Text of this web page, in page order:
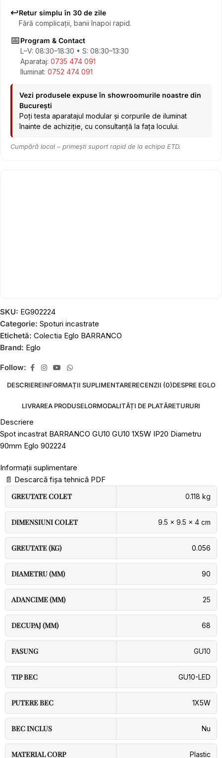
↩️Retur simplu în 30 de zile
Fără complicații, banii înapoi rapid.
📅Program & Contact
L–V: 08:30–18:30 • S: 08:30–13:30
Aparataj: 0735 474 091
Iluminat: 0752 474 091
Vezi produsele expuse în showroomurile noastre din
București
Poți testa aparatajul modular și corpurile de iluminat
înainte de achiziție, cu consultanță la fața locului.
Cumpără local – primești suport rapid de la echipa ETD.
SKU: EG902224
Categorie: Spoturi incastrate
Etichetă: Colectia Eglo BARRANCO
Brand: Eglo
Follow:
DESCRIEREINFORMAȚII SUPLIMENTARERECENZII (0)DESPRE EGLO
LIVRAREA PRODUSELORMODALITĂȚI DE PLATĂRETURURI
Descriere
Spot incastrat BARRANCO GU10 GU10 1X5W IP20 Diametru
90mm Eglo 902224
Informații suplimentare
📄 Descarcă fișa tehnică PDF
GREUTATE COLET
0.118 kg
DIMENSIUNI COLET 9.5 × 9.5 × 4 cm
GREUTATE (KG) 0.056
DIAMETRU (MM) 90
ADANCIME (MM) 25
DECUPAJ (MM) 68
FASUNG GU10
TIP BEC GU10-LED
PUTERE BEC 1X5W
BEC INCLUS Nu
MATERIAL CORP Plastic